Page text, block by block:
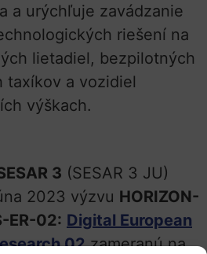
a urýchľuje zavádzanie
riešení na
lietadiel, bezpilotných
taxíkov a vozidiel
výškach.
3 (SESAR 3 JU)
2023 výzvu HORIZON-
ER-02: Digital European
02zameranú na